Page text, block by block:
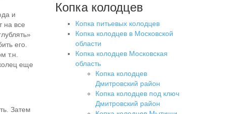
и
на все
его.
т.н.
еще
Затем
Копка колодцев
Копка питьевых колодцев
Копка колодцев в Московской
области
Копка колодцев Московская
область
Копка колодцев
Дмитровский район
Копка колодцев под ключ
Дмитровский район